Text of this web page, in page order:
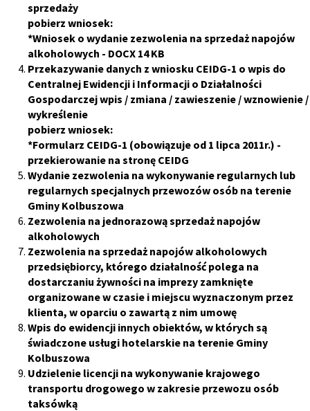
sprzedaży
pobierz wniosek:
*Wniosek o wydanie zezwolenia na sprzedaż napojów
alkoholowych - DOCX 14 KB
Przekazywanie danych z wniosku CEIDG-1 o wpis do
Centralnej Ewidencji i Informacji o Działalności
Gospodarczej wpis / zmiana / zawieszenie / wznowienie /
wykreślenie
pobierz wniosek:
*Formularz CEIDG-1 (obowiązuje od 1 lipca 2011r.) -
przekierowanie na stronę CEIDG
Wydanie zezwolenia na wykonywanie regularnych lub
regularnych specjalnych przewozów osób na terenie
Gminy Kolbuszowa
Zezwolenia na jednorazową sprzedaż napojów
alkoholowych
Zezwolenia na sprzedaż napojów alkoholowych
przedsiębiorcy, którego działalność polega na
dostarczaniu żywności na imprezy zamknięte
organizowane w czasie i miejscu wyznaczonym przez
klienta, w oparciu o zawartą z nim umowę
Wpis do ewidencji innych obiektów, w których są
świadczone usługi hotelarskie na terenie Gminy
Kolbuszowa
Udzielenie licencji na wykonywanie krajowego
transportu drogowego w zakresie przewozu osób
taksówką